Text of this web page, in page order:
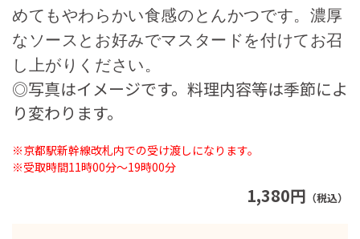
1,380円 （税込）
めてもやわらかい食感のとんかつです。濃厚
なソースとお好みでマスタードを付けてお召
し上がりください。
◎写真はイメージです。料理内容等は季節によ
り変わります。
※京都駅新幹線改札内での受け渡しになります。
※受取時間11時00分～19時00分